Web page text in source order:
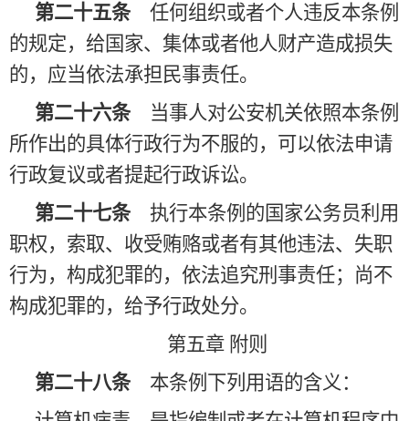
第二十五条 任何组织或者个人违反本条例
的规定，给国家、集体或者他人财产造成损失
的，应当依法承担民事责任。
第二十六条 当事人对公安机关依照本条例
所作出的具体行政行为不服的，可以依法申请
行政复议或者提起行政诉讼。
第二十七条 执行本条例的国家公务员利用
职权，索取、收受贿赂或者有其他违法、失职
行为，构成犯罪的，依法追究刑事责任；尚不
构成犯罪的，给予行政处分。
第五章 附则
第二十八条 本条例下列用语的含义：